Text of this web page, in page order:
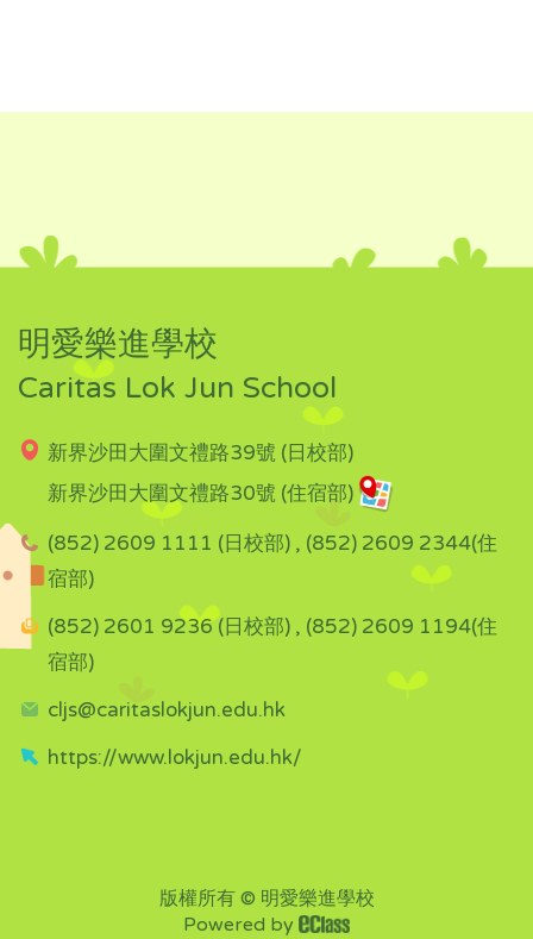
明愛樂進學校
Caritas Lok Jun School
新界沙田大圍文禮路39號 (日校部)
新界沙田大圍文禮路30號 (住宿部)
(852) 2609 1111 (日校部) , (852) 2609 2344(住
宿部)
(852) 2601 9236 (日校部) , (852) 2609 1194(住
宿部)
cljs@caritaslokjun.edu.hk
https://www.lokjun.edu.hk/
版權所有 © 明愛樂進學校
Powered by